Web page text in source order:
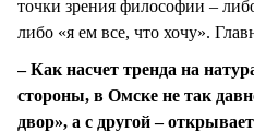
точки зрения философии –
либо «я ем все, что хочу».
– Как насчет тренда на
стороны, в Омске не так
двор», а с другой –